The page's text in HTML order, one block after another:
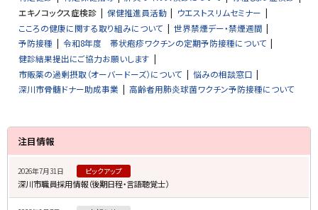
エキノコックス症検診
保健推進員活動
ウエストスリムセミナー
こころの健康に関する取り組みについて
世界禁煙デー・禁煙週間
予防接種
令和8年度 帯状疱疹ワクチンの定期予防接種について
健診結果提出にご協力お願いします
市販薬の過剰摂取（オーバードーズ）について
悩みの相談窓口
深川市骨髄ドナー助成事業
高齢者用肺炎球菌ワクチン予防接種について
サ
イ
・
注目情報
2026年7月31日 ピックアップ
深川市職員採用情報（後期日程・言語聴覚士）